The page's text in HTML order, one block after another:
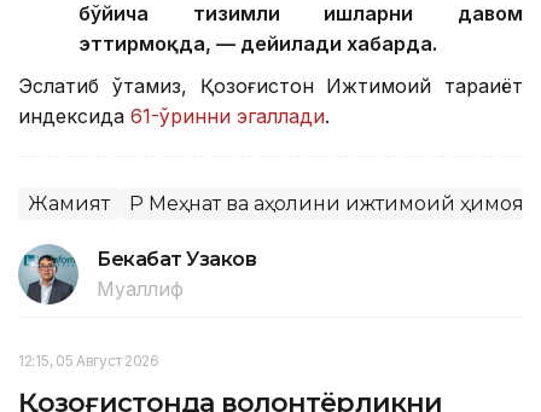
бўйича тизимли ишларни давом
эттирмоқда, — дейилади хабарда.
Эслатиб ўтамиз, Қозоғистон Ижтимоий тараққиёт
индексида 61-ўринни эгаллади.
Жамият ҚР Меҳнат ва аҳолини ижтимоий ҳимоя
Бекабат Узаков
Муаллиф
12:15, 05 Август 2026
Қозоғистонда волонтёрликни